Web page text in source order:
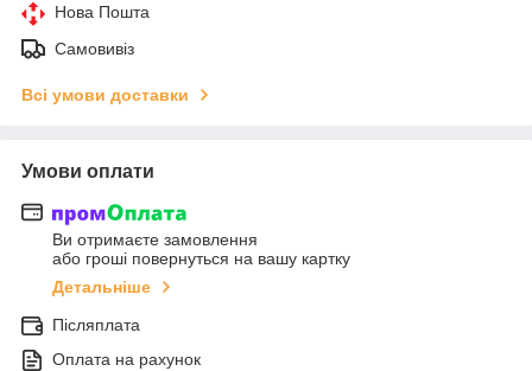
Нова Пошта
Самовивіз
Всі умови доставки
Умови оплати
Ви отримаєте замовлення
або гроші повернуться на вашу картку
Детальніше
Післяплата
Оплата на рахунок